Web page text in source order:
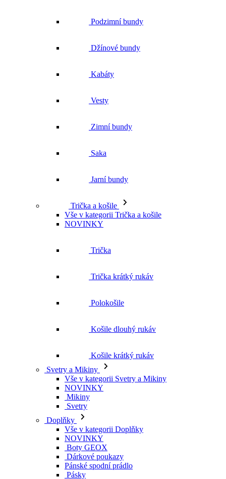
Podzimní bundy
Džínové bundy
Kabáty
Vesty
Zimní bundy
Saka
Jarní bundy
Trička a košile
Vše v kategorii Trička a košile
NOVINKY
Trička
Trička krátký rukáv
Polokošile
Košile dlouhý rukáv
Košile krátký rukáv
Svetry a Mikiny
Vše v kategorii Svetry a Mikiny
NOVINKY
Mikiny
Svetry
Doplňky
Vše v kategorii Doplňky
NOVINKY
Boty GEOX
Dárkové poukazy
Pánské spodní prádlo
Pásky